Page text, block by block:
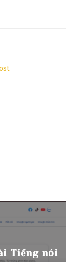
Tiếng nói